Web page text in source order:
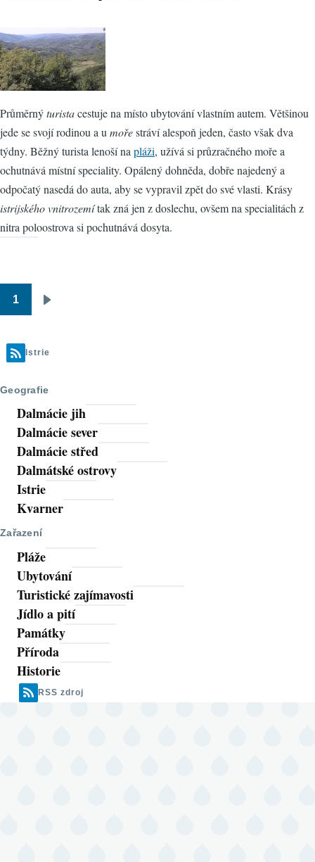
Průměrnýturistacestuje na místo ubytování vlastním autem. Většinou
jede se svojí rodinou a u mořestráví alespoň jeden, často však dva
týdny. Běžný turista lenoší na pláži, užívá si průzračného moře a
ochutnává místní speciality. Opálený dohněda, dobře najedený a
odpočatý nasedá do auta, aby se vypravil zpět do své vlasti. Krásy
istrijského vnitrozemítak zná jen z doslechu, ovšem na specialitách z
nitra poloostrova si pochutnává dosyta.
Pagination
1
Istrie
Geografie
Dalmácie jih
Dalmácie sever
Dalmácie střed
Dalmátské ostrovy
Istrie
Kvarner
Zařazení
Pláže
Ubytování
Turistické zajímavosti
Jídlo a pití
Památky
Příroda
Historie
RSS zdroj